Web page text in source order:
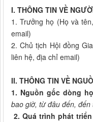
I. THÔNG TIN VỀ
1. Trưởng họ (Họ và
email)
2. Chủ tịch Hội đồng
liên hệ, địa chỉ email)
II. THÔNG TIN VỀ
1. Nguồn gốc dòng họ
bao giờ, từ đâu đến,
2. Quá trình phát